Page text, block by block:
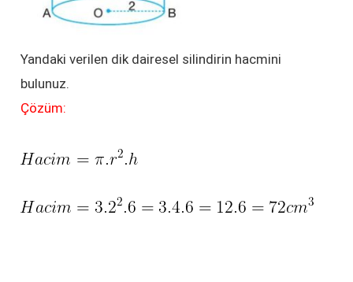
Yandaki verilen dik dairesel silindirin hacmini
bulunuz.
Çözüm: